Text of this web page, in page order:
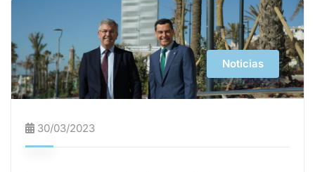
Noticias
30/03/2023